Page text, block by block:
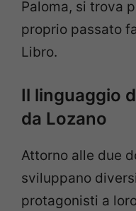
Paloma, si trova
proprio passato
Libro.
Il linguaggio
da Lozano
Attorno alle due
sviluppano
protagonisti a